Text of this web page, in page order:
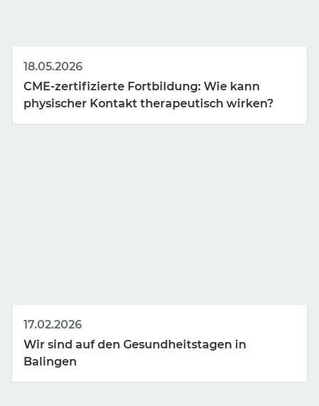
18.05.2026
CME-zertifizierte Fortbildung: Wie kann
physischer Kontakt therapeutisch wirken?
17.02.2026
Wir sind auf den Gesundheitstagen in
Balingen